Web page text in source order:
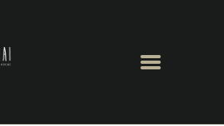
Thai